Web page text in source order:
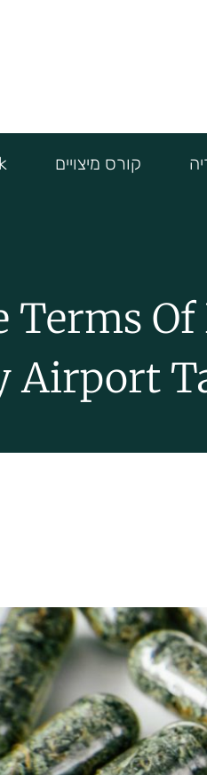
קורס מיצויים
Terms
Airport